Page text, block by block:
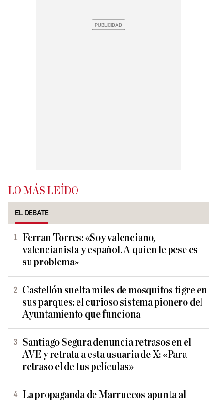
LO MÁS LEÍDO
EL DEBATE
Ferran Torres: «Soy valenciano,
valencianista y español. A quien le pese es
su problema»
Castellón suelta miles de mosquitos tigre en
sus parques: el curioso sistema pionero del
Ayuntamiento que funciona
Santiago Segura denuncia retrasos en el
AVE y retrata a esta usuaria de X: «Para
retraso el de tus películas»
La propaganda de Marruecos apunta al